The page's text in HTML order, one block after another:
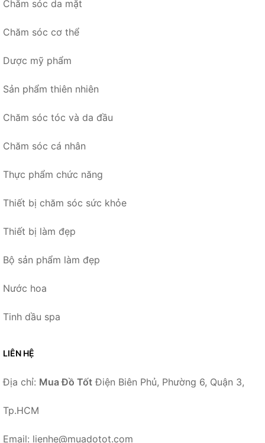
Chăm sóc da mặt
Chăm sóc cơ thể
Dược mỹ phẩm
Sản phẩm thiên nhiên
Chăm sóc tóc và da đầu
Chăm sóc cá nhân
Thực phẩm chức năng
Thiết bị chăm sóc sức khỏe
Thiết bị làm đẹp
Bộ sản phẩm làm đẹp
Nước hoa
Tinh dầu spa
LIÊN HỆ
Địa chỉ: Mua Đồ Tốt Điện Biên Phủ, Phường 6, Quận 3,
Tp.HCM
Email: lienhe@muadotot.com